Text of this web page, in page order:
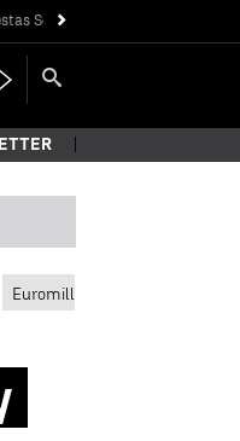
Sóller
Euromillones